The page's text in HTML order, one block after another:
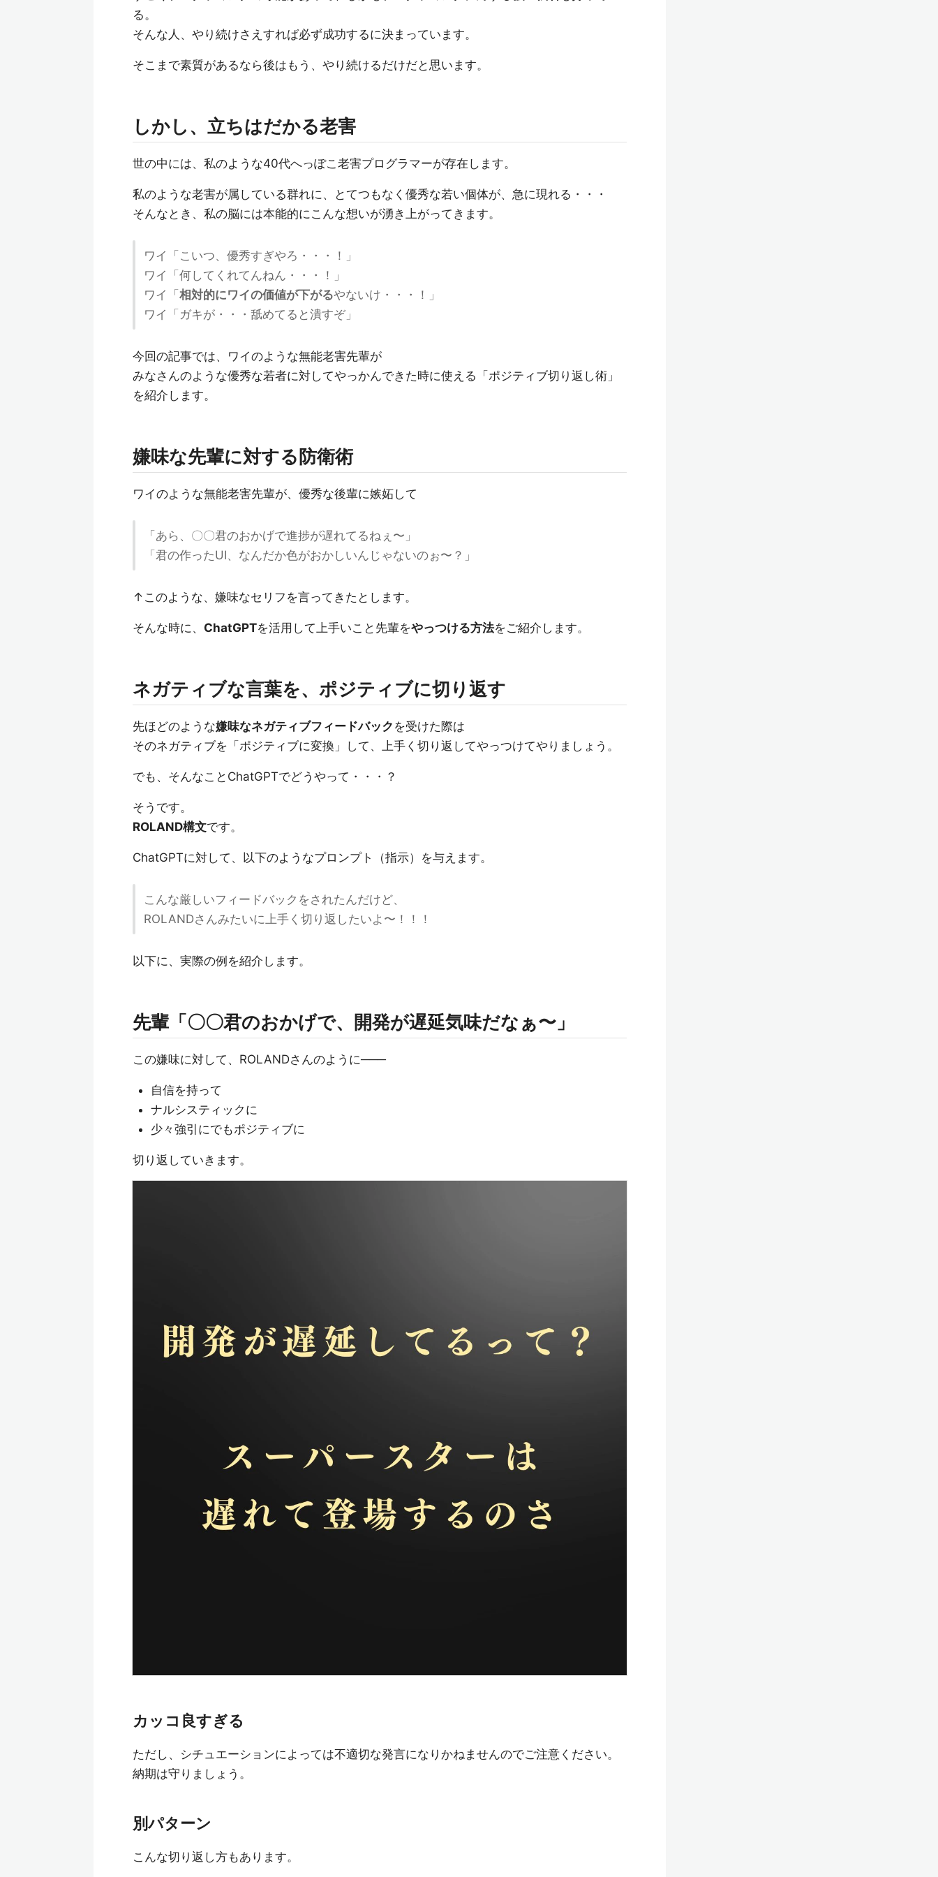
る。
そんな人、やり続けさえすれば必ず成功するに決まっています。
そこまで素質があるなら後はもう、やり続けるだけだと思います。
しかし、立ちはだかる老害
世の中には、私のような40代へっぽこ老害プログラマーが存在します。
私のような老害が属している群れに、とてつもなく優秀な若い個体が、急に現れる・・・
そんなとき、私の脳には本能的にこんな想いが湧き上がってきます。
ワイ「こいつ、優秀すぎやろ・・・！」
ワイ「何してくれてんねん・・・！」
ワイ「 相対的にワイの価値が下がるやないけ・・・！」
ワイ「ガキが・・・舐めてると潰すぞ」
今回の記事では、ワイのような無能老害先輩が
みなさんのような優秀な若者に対してやっかんできた時に使える「ポジティブ切り返し術」
を紹介します。
嫌味な先輩に対する防衛術
ワイのような無能老害先輩が、優秀な後輩に嫉妬して
「あら、〇〇君のおかげで進捗が遅れてるねぇ〜」
「君の作ったUI、なんだか色がおかしいんじゃないのぉ〜？」
↑このような、嫌味なセリフを言ってきたとします。
そんな時に、 ChatGPTを活用して上手いこと先輩をやっつける方法をご紹介します。
ネガティブな言葉を、ポジティブに切り返す
先ほどのような嫌味なネガティブフィードバック を受けた際は
そのネガティブを「ポジティブに変換」して、上手く切り返してやっつけてやりましょう。
でも、そんなことChatGPTでどうやって・・・？
そうです。
ROLAND構文です。
ChatGPTに対して、以下のようなプロンプト（指示）を与えます。
こんな厳しいフィードバックをされたんだけど、
ROLANDさんみたいに上手く切り返したいよ〜！！！
以下に、実際の例を紹介します。
先輩「〇〇君のおかげで、開発が遅延気味だなぁ〜」
この嫌味に対して、ROLANDさんのように───
自信を持って
ナルシスティックに
少々強引にでもポジティブに
切り返していきます。
カッコ良すぎる
ただし、シチュエーションによっては不適切な発言になりかねませんのでご注意ください。
納期は守りましょう。
別パターン
こんな切り返し方もあります。